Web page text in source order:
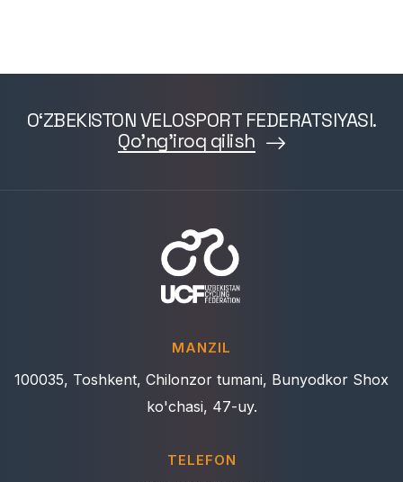
O‘ZBEKISTON VELOSPORT FEDERATSIYASI.
Qo'ng'iroq qilish
MANZIL
100035, Toshkent, Chilonzor tumani, Bunyodkor Shox
ko'chasi, 47-uy.
TELEFON